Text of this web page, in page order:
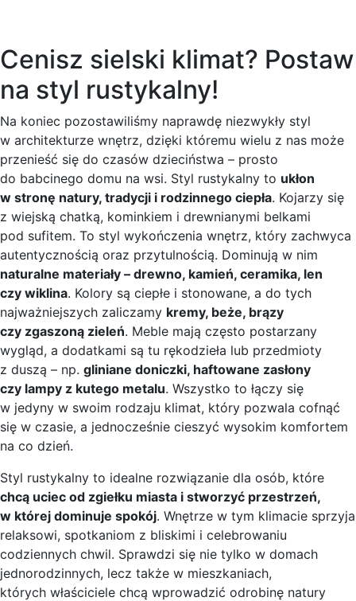
Cenisz sielski klimat? Postaw
na styl rustykalny!
Na koniec pozostawiliśmy naprawdę niezwykły styl
w architekturze wnętrz, dzięki któremu wielu z nas może
przenieść się do czasów dzieciństwa – prosto
do babcinego domu na wsi. Styl rustykalny to ukłon
w stronę natury, tradycji i rodzinnego ciepła. Kojarzy się
z wiejską chatką, kominkiem i drewnianymi belkami
pod sufitem. To styl wykończenia wnętrz, który zachwyca
autentycznością oraz przytulnością. Dominują w nim
naturalne materiały – drewno, kamień, ceramika, len
czy wiklina. Kolory są ciepłe i stonowane, a do tych
najważniejszych zaliczamy kremy, beże, brązy
czy zgaszoną zieleń. Meble mają często postarzany
wygląd, a dodatkami są tu rękodzieła lub przedmioty
z duszą – np. gliniane doniczki, haftowane zasłony
czy lampy z kutego metalu. Wszystko to łączy się
w jedyny w swoim rodzaju klimat, który pozwala cofnąć
się w czasie, a jednocześnie cieszyć wysokim komfortem
na co dzień.
Styl rustykalny to idealne rozwiązanie dla osób, które
chcą uciec od zgiełku miasta i stworzyć przestrzeń,
w której dominuje spokój. Wnętrze w tym klimacie sprzyja
relaksowi, spotkaniom z bliskimi i celebrowaniu
codziennych chwil. Sprawdzi się nie tylko w domach
jednorodzinnych, lecz także w mieszkaniach,
których właściciele chcą wprowadzić odrobinę natury